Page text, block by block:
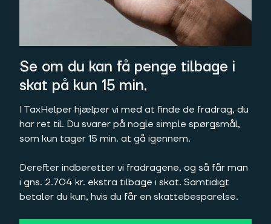
Se om du kan få penge tilbage i
skat på kun 15 min.
I TaxHelper hjælper vi med at finde de fradrag, du
har ret til. Du svarer på nogle simple spørgsmål,
som kun tager 15 min. at gå igennem.
Derefter indberetter vi fradragene, og så får man
i gns. 2.704 kr. ekstra tilbage i skat. Samtidigt
betaler du kun, hvis du får en skattebesparelse.